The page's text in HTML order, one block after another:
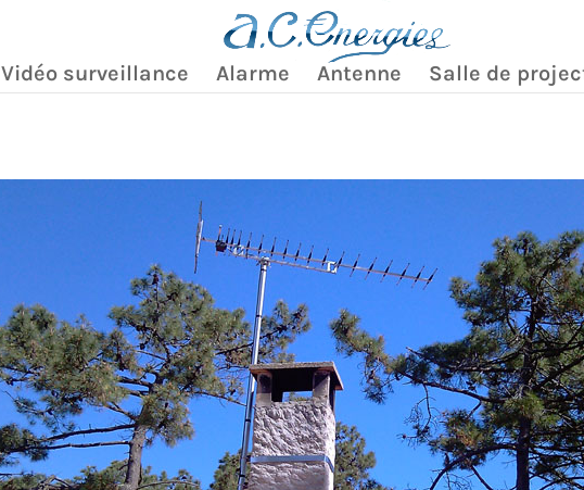
Vidéo surveillance Alarme Antenne Salle de